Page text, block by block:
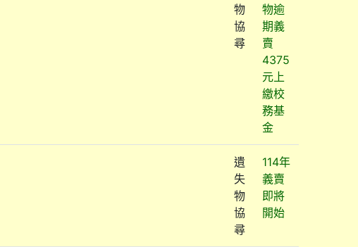
物
協
尋
物逾
期義
賣
4375
元上
繳校
務基
金
遺
失
物
協
尋
114年
義賣
即將
開始